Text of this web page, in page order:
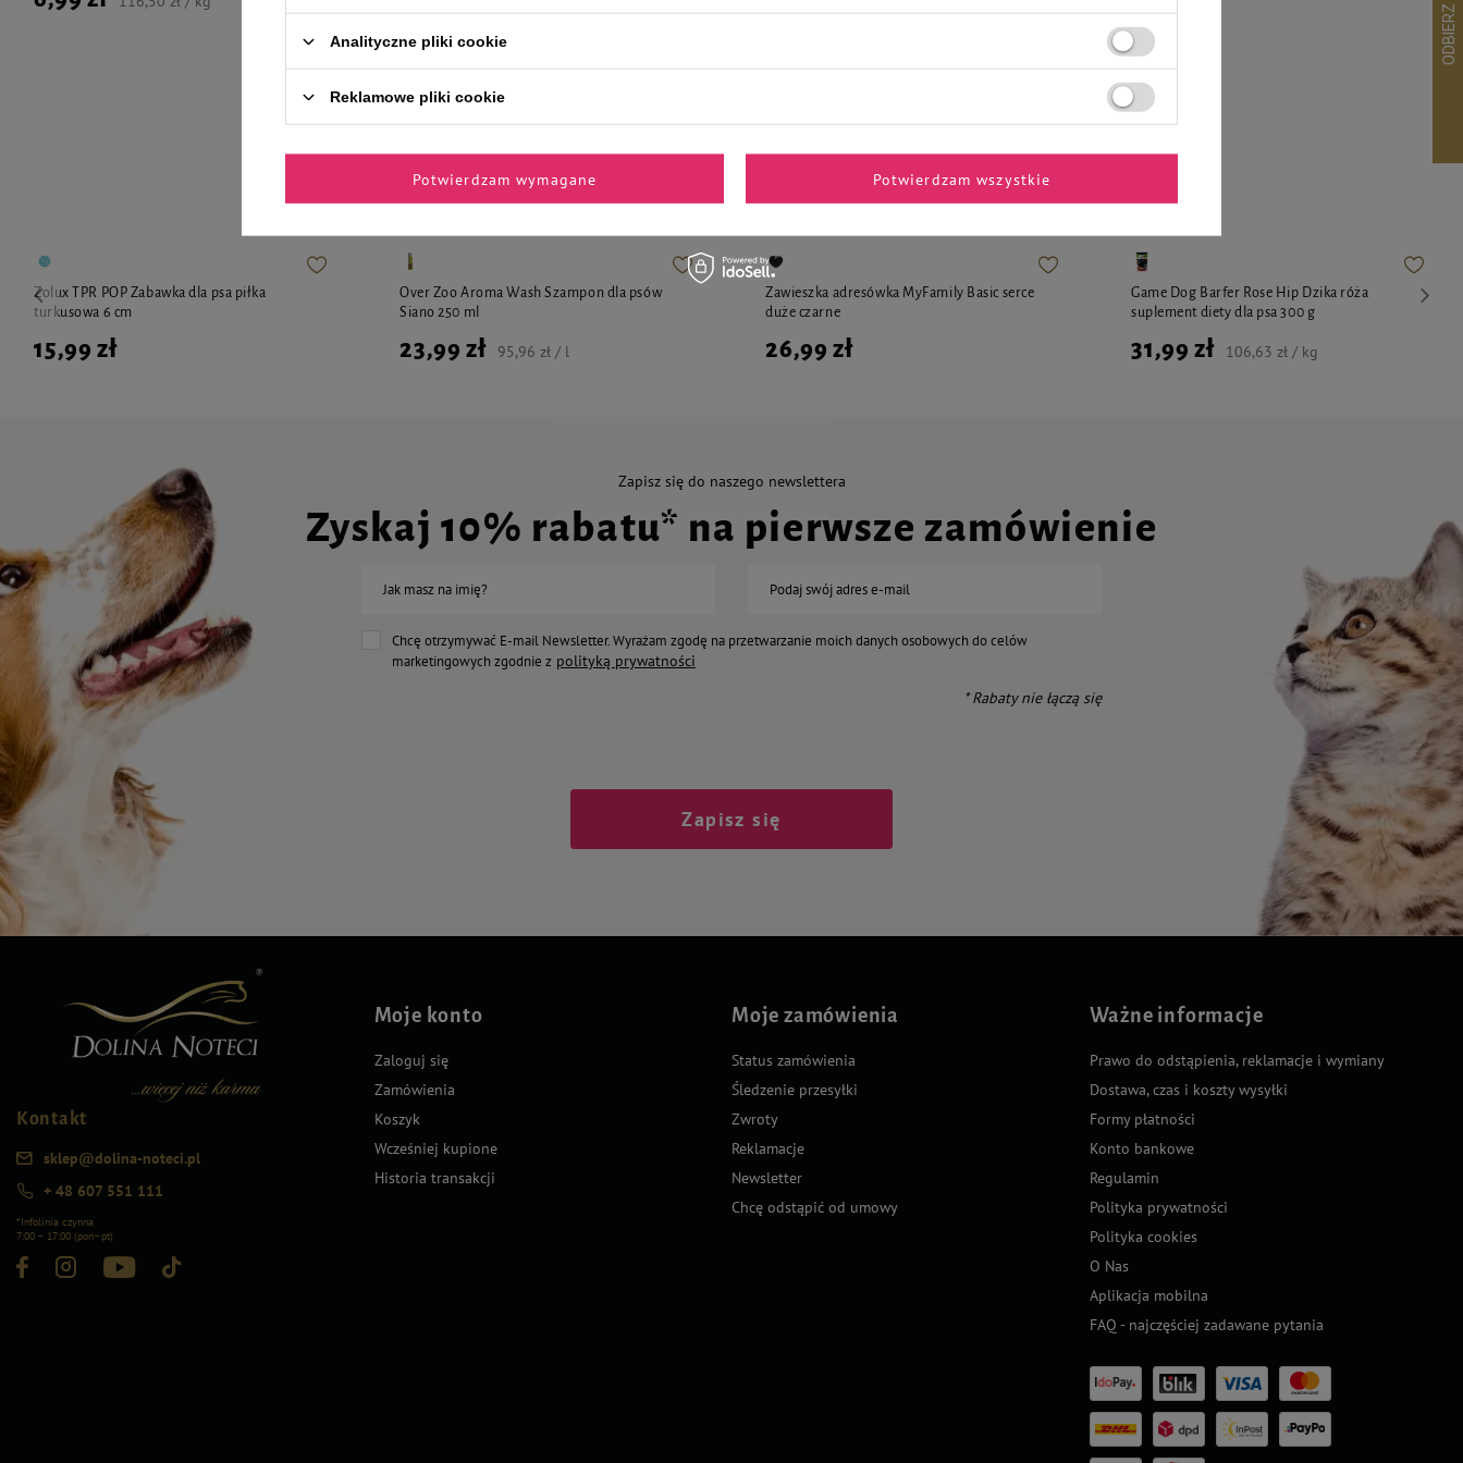
Zaufane i polecane przez naszych ekspertów
Zolux TPR POP Zabawka dla psa piłka
turkusowa 6 cm
15,99 zł
Over Zoo Aroma Wash Szampon dla psów
Siano 250 ml
23,99 zł 95,96 zł / l
Zawieszka adresówka MyFamily Basic serce
duże czarne
26,99 zł
Game Dog Barfer Rose Hip Dzika róża
suplement diety dla psa 300 g
31,99 zł 106,63 zł / kg
Zapisz się do naszego newslettera
Zyskaj 10% rabatu* na pierwsze zamówienie
Jak masz na imię? Podaj swój adres e-mail
Chcę otrzymywać E-mail Newsletter. Wyrażam zgodę na przetwarzanie moich danych osobowych do celów
marketingowych zgodnie z polityką prywatności
* Rabaty nie łączą się
Zapisz się
Kontakt
sklep@dolina-noteci.pl
+ 48 607 551 111
*Infolinia czynna
7:00 – 17:00 (pon–pt)
Moje konto
Zaloguj się
Zamówienia
Koszyk
Wcześniej kupione
Historia transakcji
Moje zamówienia
Status zamówienia
Śledzenie przesyłki
Zwroty
Reklamacje
Newsletter
Chcę odstąpić od umowy
Ważne informacje
Prawo do odstąpienia, reklamacje i wymiany
Dostawa, czas i koszty wysyłki
Formy płatności
Konto bankowe
Regulamin
Polityka prywatności
Polityka cookies
O Nas
Aplikacja mobilna
FAQ - najczęściej zadawane pytania
Analityczne pliki cookie
Reklamowe pliki cookie
Potwierdzam wymagane Potwierdzam wszystkie